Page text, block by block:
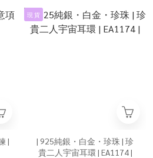
|
現 貨
| 925純銀・白金・珍珠 | 珍
貴二人宇宙耳環 | EA1174 |